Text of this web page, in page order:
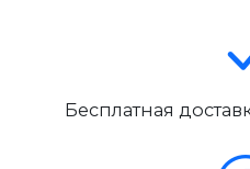
Бесплатная